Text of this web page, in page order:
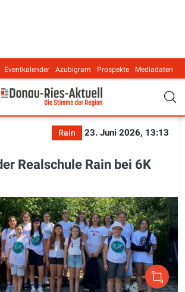
Eventkalender Azubigram Prospekte Mediadaten
Rain
23. Juni 2026, 13:13
Realschule Rain bei 6K